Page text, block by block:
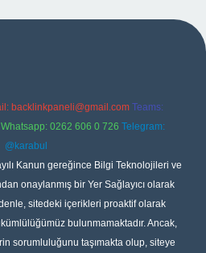
backlinkpaneli@gmail.com Teams:
Whatsapp: 0262 606 0 726 Telegram:
@karabul
Kanun gereğince Bilgi Teknolojileri ve
onaylanmış bir Yer Sağlayıcı olarak
sitedeki içerikleri proaktif olarak
bulunmamaktadır. Ancak,
sorumluluğunu taşımakta olup, siteye